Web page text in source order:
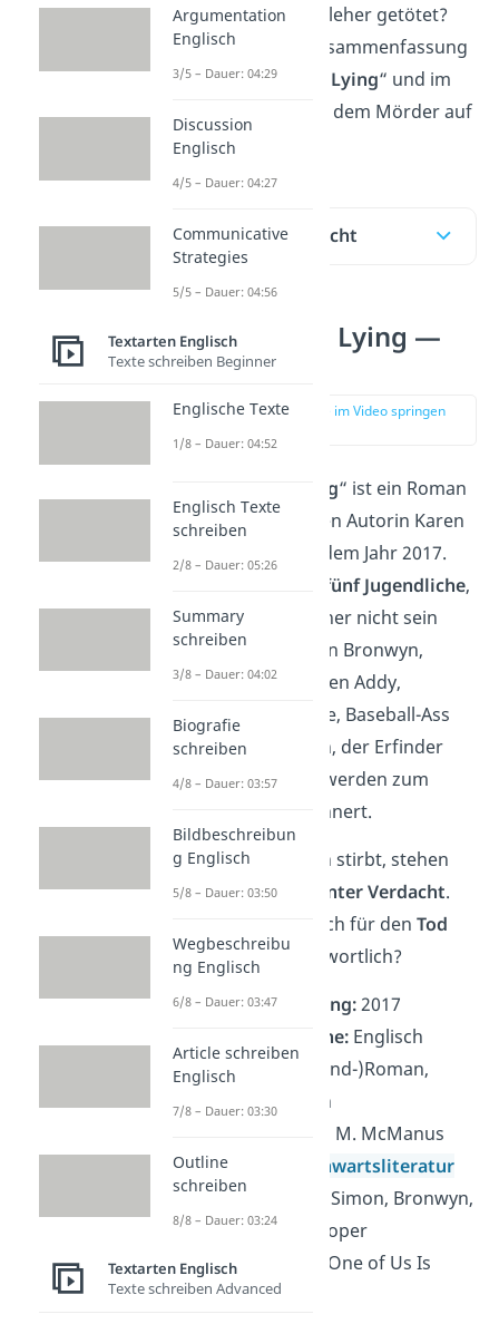
Wer hat Simon Kelleher getötet?
Hier in unserer Zusammenfassung
von „One of Us Is Lying“ und im
kommst du dem Mörder auf
die Schliche!
Inhaltsübersicht
One of Us Is Lying —
Übersicht
zur Stelle im Video springen
One of Us Is Lying“ ist ein Roman
der amerikanischen Autorin Karen
M. McManus aus dem Jahr 2017.
fünf Jugendliche,
die unterschiedlicher nicht sein
könnten. Superhirn Bronwyn,
Homecoming Queen Addy,
Drogendealer Nate, Baseball-Ass
Cooper und Simon, der Erfinder
einer Gossip-App werden zum
Nachsitzen verdonnert.
Als Simon plötzlich stirbt, stehen
die anderen vier
unter Verdacht.
Aber wer ist wirklich für denTod
von Simonverantwortlich?
Veröffentlichung:2017
Originalsprache: Englisch
Gattung:
(Jugend-)Roman,
Kriminalroman
Karen M. McManus
Epoche:
Gegenwartsliteratur
Hauptfiguren:
Simon, Bronwyn,
Addy, Nate, Cooper
Fortsetzung:
„One of Us Is
Next“ (2019)
Argumentation
Englisch
3/5 – Dauer: 04:29
Discussion
Englisch
4/5 – Dauer: 04:27
Communicative
Strategies
5/5 – Dauer: 04:56
Textarten Englisch
Texte schreiben Beginner
Englische Texte
1/8 – Dauer: 04:52
Englisch Texte
schreiben
2/8 – Dauer: 05:26
Summary
schreiben
3/8 – Dauer: 04:02
Biografie
schreiben
4/8 – Dauer: 03:57
Bildbeschreibun
g Englisch
5/8 – Dauer: 03:50
Wegbeschreibu
ng Englisch
6/8 – Dauer: 03:47
Article schreiben
Englisch
7/8 – Dauer: 03:30
Outline
schreiben
8/8 – Dauer: 03:24
Textarten Englisch
Texte schreiben Advanced